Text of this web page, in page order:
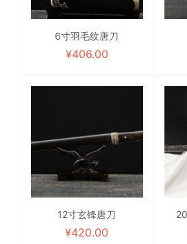
6寸羽毛纹唐刀
¥406.00
12寸玄锋唐刀
¥420.00